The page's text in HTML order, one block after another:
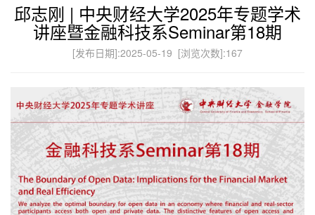
邱志刚 | 中央财经大学2025年专题学术
讲座暨金融科技系Seminar第18期
[发布日期]:2025-05-19 [浏览次数]:167